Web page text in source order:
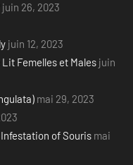
juin 26, 2023
juin 12, 2023
Femelles et Males juin
mai 29, 2023
of Souris mai